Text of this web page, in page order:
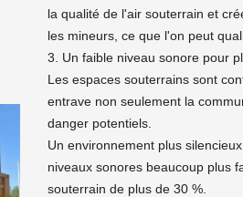
la qualité de l'air souterrain et
les mineurs, ce que l'on peut
3. Un faible niveau sonore pour
Les espaces souterrains sont
entrave non seulement la
danger potentiels.
Un environnement plus
niveaux sonores beaucoup plus
souterrain de plus de 30 %.